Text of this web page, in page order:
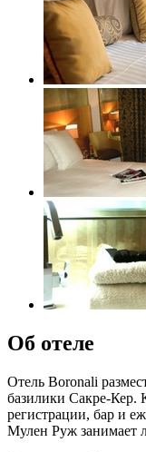
Об отеле
Отель Boronali
базилики Сакре-Кер.
регистрации, бар и
Мулен Руж занимает